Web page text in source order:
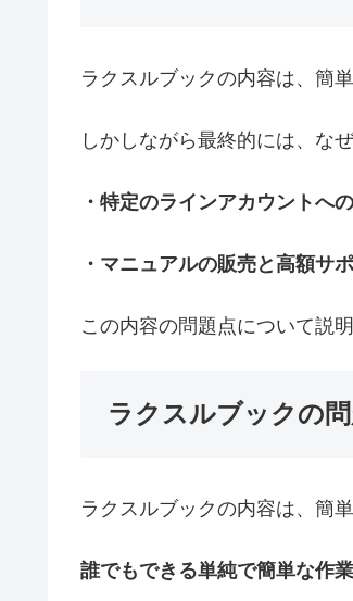
ラクスルブックの内容は、簡
しかしながら最終的には、な
・特定のラインアカウントへ
・マニュアルの販売と高額サ
この内容の問題点について説
ラクスルブックの
ラクスルブックの内容は、簡
誰でもできる単純で簡単な作